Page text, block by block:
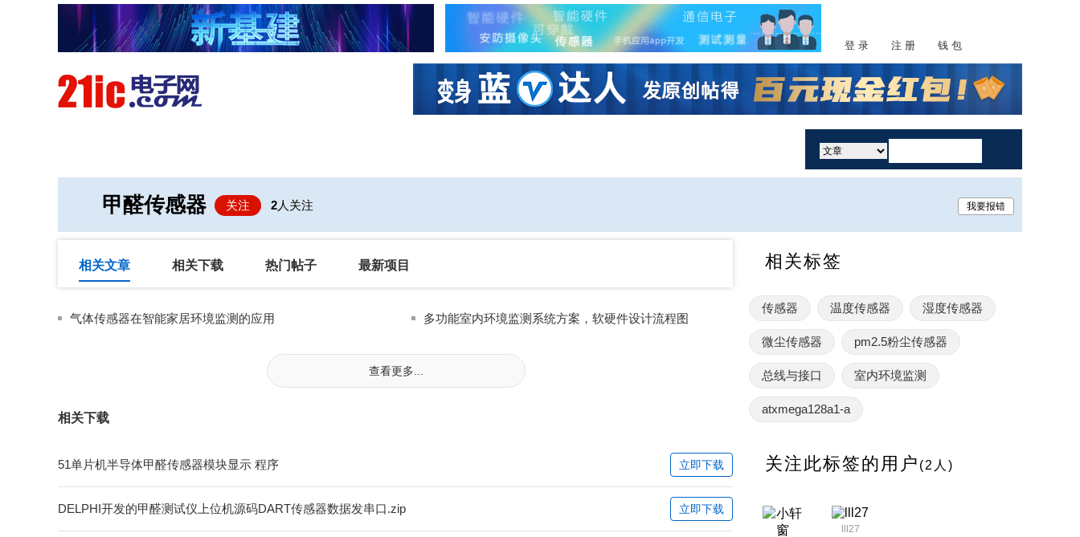
登 录 注 册 钱 包
甲醛传感器 关注 2人关注 我要报错
相关文章 相关下载 热门帖子 最新项目
气体传感器在智能家居环境监测的应用 多功能室内环境监测系统方案，软硬件设计流程图
查看更多...
相关下载
51单片机半导体甲醛传感器模块显示 程序 立即下载
DELPHI开发的甲醛测试仪上位机源码DART传感器数据发串口.zip 立即下载
相关标签
传感器 温度传感器 湿度传感器
微尘传感器 pm2.5粉尘传感器
总线与接口 室内环境监测
atxmega128a1-a
关注此标签的用户 (2人)
lll27